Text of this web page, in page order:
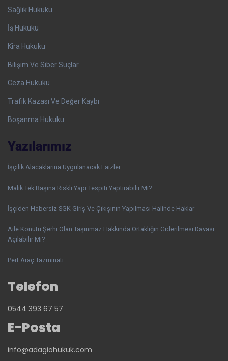
Sağlık Hukuku
İş Hukuku
Kira Hukuku
Bilişim Ve Siber Suçlar
Ceza Hukuku
Trafik Kazası Ve Değer Kaybı
Boşanma Hukuku
Yazılarımız
İşçilik Alacaklarına Uygulanacak Faizler
Malik Tek Başına Riskli Yapı Tespiti Yaptırabilir Mi?
İşçiden Habersiz SGK Giriş Ve Çıkışının Yapılması Halinde Haklar
Aile Konutu Şerhi Olan Taşınmaz Hakkında Ortaklığın Giderilmesi Davası
Açılabilir Mi?
Pert Araç Tazminatı
Telefon
0544 393 67 57
E-Posta
info@adagiohukuk.com